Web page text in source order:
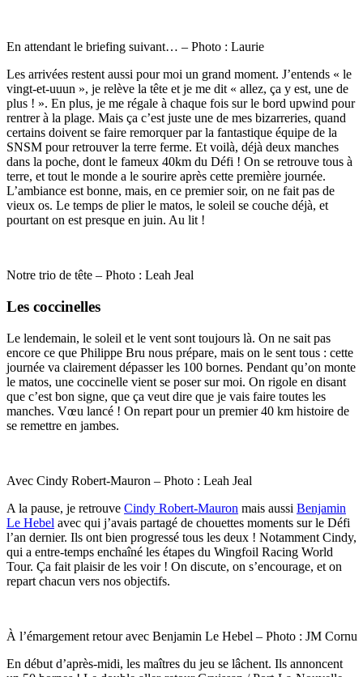
En attendant le briefing suivant… – Photo : Laurie
Les arrivées restent aussi pour moi un grand moment. J’entends « le
vingt-et-uuun », je relève la tête et je me dit « allez, ça y est, une de
plus ! ». En plus, je me régale à chaque fois sur le bord upwind pour
rentrer à la plage. Mais ça c’est juste une de mes bizarreries, quand
certains doivent se faire remorquer par la fantastique équipe de la
SNSM pour retrouver la terre ferme. Et voilà, déjà deux manches
dans la poche, dont le fameux 40km du Défi ! On se retrouve tous à
terre, et tout le monde a le sourire après cette première journée.
L’ambiance est bonne, mais, en ce premier soir, on ne fait pas de
vieux os. Le temps de plier le matos, le soleil se couche déjà, et
pourtant on est presque en juin. Au lit !
Notre trio de tête – Photo : Leah Jeal
Les coccinelles
Le lendemain, le soleil et le vent sont toujours là. On ne sait pas
encore ce que Philippe Bru nous prépare, mais on le sent tous : cette
journée va clairement dépasser les 100 bornes. Pendant qu’on monte
le matos, une coccinelle vient se poser sur moi. On rigole en disant
que c’est bon signe, que ça veut dire que je vais faire toutes les
manches. Vœu lancé ! On repart pour un premier 40 km histoire de
se remettre en jambes.
Avec Cindy Robert-Mauron – Photo : Leah Jeal
A la pause, je retrouve Cindy Robert-Mauron mais aussi Benjamin
Le Hebel avec qui j’avais partagé de chouettes moments sur le Défi
l’an dernier. Ils ont bien progressé tous les deux ! Notamment Cindy,
qui a entre-temps enchaîné les étapes du Wingfoil Racing World
Tour. Ça fait plaisir de les voir ! On discute, on s’encourage, et on
repart chacun vers nos objectifs.
À l’émargement retour avec Benjamin Le Hebel – Photo : JM Cornu
En début d’après-midi, les maîtres du jeu se lâchent. Ils annoncent